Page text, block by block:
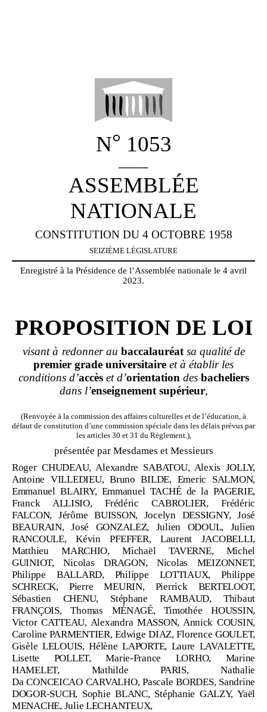
N° 1053
ASSEMBLÉE
NATIONALE
CONSTITUTION DU 4 OCTOBRE 1958
SEIZIÈME LÉGISLATURE
Enregistré à la Présidence de l’Assemblée nationale le 4 avril
2023.
PROPOSITION DE LOI
visant à redonner au baccalauréatsa qualité de
premier grade universitaire et à établir les
conditions d’accèset d’orientation des bacheliers
dans l’enseignement supérieur,
(Renvoyée à la commission des affaires culturelles et de l’éducation, à
défaut de constitution d’une commission spéciale dans les délais prévus par
les articles 30 et 31 du Règlement.),
présentée par Mesdames et Messieurs
Roger CHUDEAU, Alexandre SABATOU, Alexis JOLLY,
Antoine VILLEDIEU, Bruno BILDE, Emeric SALMON,
Emmanuel BLAIRY, Emmanuel TACHÉ de la PAGERIE,
Franck ALLISIO, Frédéric CABROLIER, Frédéric
FALCON, Jérôme BUISSON, Jocelyn DESSIGNY, José
BEAURAIN, José GONZALEZ, Julien ODOUL, Julien
RANCOULE, Kévin PFEFFER, Laurent JACOBELLI,
Matthieu MARCHIO, Michaël TAVERNE, Michel
GUINIOT, Nicolas DRAGON, Nicolas MEIZONNET,
Philippe BALLARD, Philippe LOTTIAUX, Philippe
SCHRECK, Pierre MEURIN, Pierrick BERTELOOT,
Sébastien CHENU, Stéphane RAMBAUD, Thibaut
FRANÇOIS, Thomas MÉNAGÉ, Timothée HOUSSIN,
Victor CATTEAU, Alexandra MASSON, Annick COUSIN,
Caroline PARMENTIER, Edwige DIAZ, Florence GOULET,
Gisèle LELOUIS, Hélène LAPORTE, Laure LAVALETTE,
Lisette POLLET, Marie‑France LORHO, Marine
HAMELET, Mathilde PARIS, Nathalie
Da CONCEICAO CARVALHO, Pascale BORDES, Sandrine
DOGOR‑SUCH, Sophie BLANC, Stéphanie GALZY, Yaël
MENACHE, Julie LECHANTEUX,